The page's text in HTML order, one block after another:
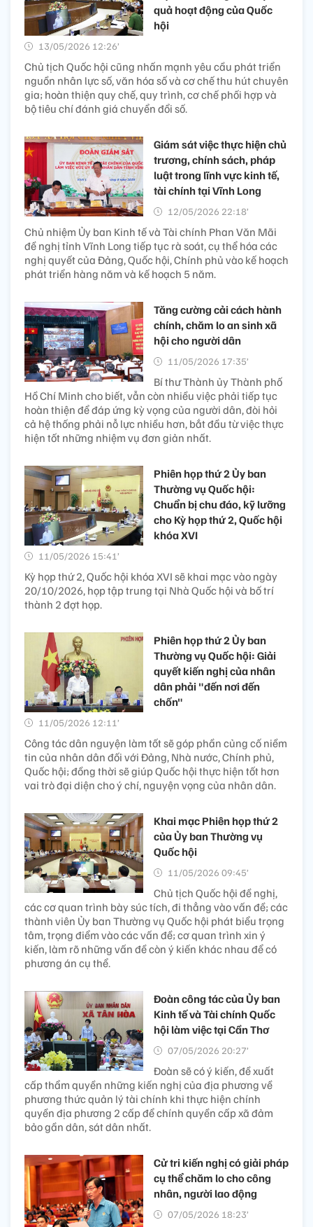
quả hoạt động của Quốc
hội
13/05/2026 12:26’
Chủ tịch Quốc hội cũng nhấn mạnh yêu cầu phát triển
nguồn nhân lực số, văn hóa số và cơ chế thu hút chuyên
gia; hoàn thiện quy chế, quy trình, cơ chế phối hợp và
bộ tiêu chí đánh giá chuyển đổi số.
Giám sát việc thực hiện chủ
trương, chính sách, pháp
luật trong lĩnh vực kinh tế,
tài chính tại Vĩnh Long
12/05/2026 22:18’
Chủ nhiệm Ủy ban Kinh tế và Tài chính Phan Văn Mãi
đề nghị tỉnh Vĩnh Long tiếp tục rà soát, cụ thể hóa các
nghị quyết của Đảng, Quốc hội, Chính phủ vào kế hoạch
phát triển hàng năm và kế hoạch 5 năm.
Tăng cường cải cách hành
chính, chăm lo an sinh xã
hội cho người dân
11/05/2026 17:35’
Bí thư Thành ủy Thành phố
Hồ Chí Minh cho biết, vẫn còn nhiều việc phải tiếp tục
hoàn thiện để đáp ứng kỳ vọng của người dân, đòi hỏi
cả hệ thống phải nỗ lực nhiều hơn, bắt đầu từ việc thực
hiện tốt những nhiệm vụ đơn giản nhất.
Phiên họp thứ 2 Ủy ban
Thường vụ Quốc hội:
Chuẩn bị chu đáo, kỹ lưỡng
cho Kỳ họp thứ 2, Quốc hội
khóa XVI
11/05/2026 15:41’
Kỳ họp thứ 2, Quốc hội khóa XVI sẽ khai mạc vào ngày
20/10/2026, họp tập trung tại Nhà Quốc hội và bố trí
thành 2 đợt họp.
Phiên họp thứ 2 Ủy ban
Thường vụ Quốc hội: Giải
quyết kiến nghị của nhân
dân phải "đến nơi đến
chốn"
11/05/2026 12:11’
Công tác dân nguyện làm tốt sẽ góp phần củng cố niềm
tin của nhân dân đối với Đảng, Nhà nước, Chính phủ,
Quốc hội; đồng thời sẽ giúp Quốc hội thực hiện tốt hơn
vai trò đại diện cho ý chí, nguyện vọng của nhân dân.
Khai mạc Phiên họp thứ 2
của Ủy ban Thường vụ
Quốc hội
11/05/2026 09:45’
Chủ tịch Quốc hội đề nghị,
các cơ quan trình bày súc tích, đi thẳng vào vấn đề; các
thành viên Ủy ban Thường vụ Quốc hội phát biểu trọng
tâm, trọng điểm vào các vấn đề; cơ quan trình xin ý
kiến, làm rõ những vấn đề còn ý kiến khác nhau để có
phương án cụ thể.
Đoàn công tác của Ủy ban
Kinh tế và Tài chính Quốc
hội làm việc tại Cần Thơ
07/05/2026 20:27’
Đoàn sẽ có ý kiến, đề xuất
cấp thẩm quyền những kiến nghị của địa phương về
phương thức quản lý tài chính khi thực hiện chính
quyền địa phương 2 cấp để chính quyền cấp xã đảm
bảo gần dân, sát dân nhất.
Cử tri kiến nghị có giải pháp
cụ thể chăm lo cho công
nhân, người lao động
07/05/2026 18:23’